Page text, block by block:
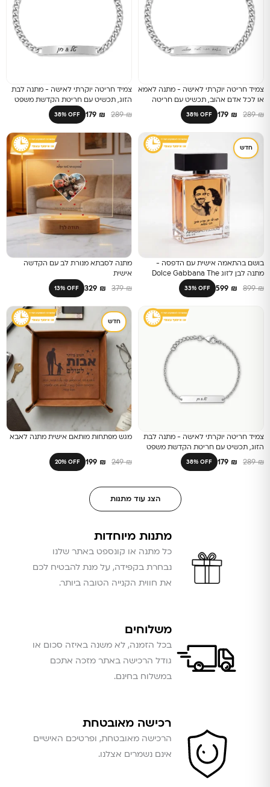
צמיד חריטה יוקרתי לאישה - מתנה לאמא
או לכל אדם אהוב, תכשיט עם חריטה
אישית עם משפט אישי בכתב יד₪
289
₪
38% OFF
צמיד חריטה יוקרתי לאישה - מתנה לבת
הזוג, תכשיט עם חריטת הקדשת משפט
אישי מרגש₪
289
₪
38% OFF
חדש
בושם בהתאמה אישית עם הדפסה -
מתנה לבן לזוג Dolce Gabbana The
One₪
899
₪
33% OFF
מתנה לסבתא מנורת לב עם הקדשה
אישית
₪
379
₪
13% OFF
צמיד חריטה יוקרתי לאישה - מתנה לבת
הזוג, תכשיט עם חריטת הקדשת משפט
אישי מרגש₪
289
₪
38% OFF
חדש
מגש מפתחות מותאם אישית מתנה לאבא
₪
249
₪
20% OFF
הצג עוד מתנות
מתנות מיוחדות
כל מתנה או קונספט באתר שלנו
נבחרת בקפידה, על מנת להבטיח לכם
את חווית הקנייה הטובה ביותר.
משלוחים
בכל הזמנה, לא משנה באיזה סכום או
גודל הרכישה באתר מזכה אתכם
במשלוח בחינם.
רכישה מאובטחת
הרכישה מאובטחת, ופרטיכם האישיים
אינם נשמרים אצלנו.